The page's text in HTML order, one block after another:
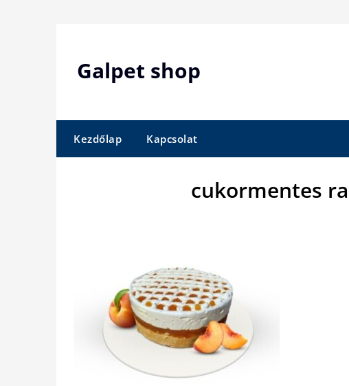
Galpet shop
Kezdőlap Kapcsolat
cukormentes